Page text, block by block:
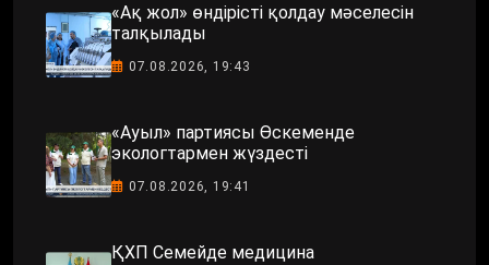
«Ақ жол» өндірісті қолдау мәселесін
талқылады
07.08.2026, 19:43
«Ауыл» партиясы Өскеменде
экологтармен жүздесті
07.08.2026, 19:41
ҚХП Семейде медицина